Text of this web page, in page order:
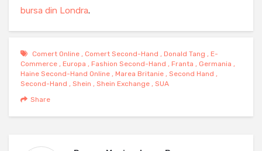
bursa din Londra.
Comert Online , Comert Second-Hand , Donald Tang , E-
Commerce , Europa , Fashion Second-Hand , Franta , Germania ,
Haine Second-Hand Online , Marea Britanie , Second Hand ,
Second-Hand , Shein , Shein Exchange , SUA
Share